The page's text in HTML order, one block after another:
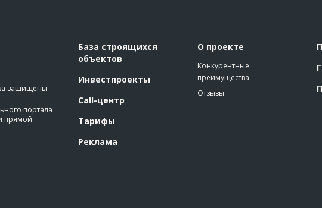
защищены
портала
прямой
База строящихся
объектов
Инвестпроекты
Call-центр
Тарифы
Реклама
О проекте
Конкурентные
преимущества
Отзывы